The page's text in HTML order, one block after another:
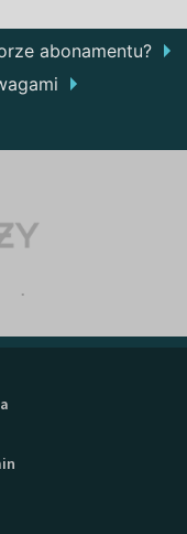
abonamentu?